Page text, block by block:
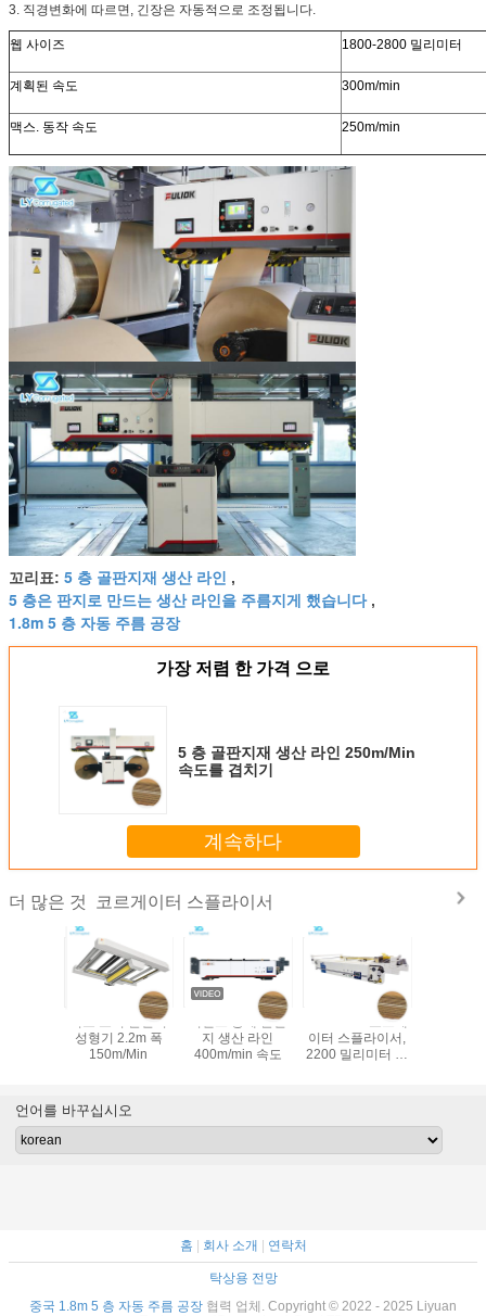
3. 직경변화에 따르면, 긴장은 자동적으로 조정됩니다.
웹 사이즈 1800-2800 밀리미터
계획된 속도 300m/min
맥스. 동작 속도 250m/min
꼬리표: 5 층 골판지재 생산 라인 ,
5 층은 판지로 만드는 생산 라인을 주름지게 했습니다,
1.8m 5 층 자동 주름 공장
가장 저렴 한 가격 으로
5 층 골판지재 생산 라인 250m/Min
속도를 겹치기
계속하다
더 많은 것 코르게이터 스플라이서
서보 모터 골판지
성형기 2.2m 폭
150m/Min
지멘스 통제 골판
지 생산 라인
400m/min 속도
250m/Min 코르게
이터 스플라이서,
2200 밀리미터 판
언어를 바꾸십시오
홈 회사 소개 연락처
탁상용 전망
중국 1.8m 5 층 자동 주름 공장 협력 업체. Copyright © 2022 - 2025 Liyuan